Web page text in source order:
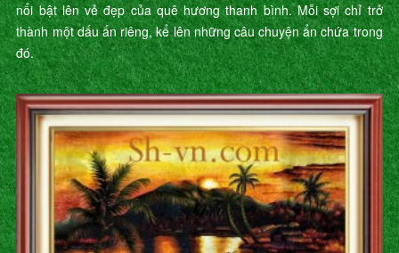
nổi bật lên vẻ đẹp của quê hương thanh bình. Mỗi sợi chỉ trở
thành một dấu ấn riêng, kể lên những câu chuyện ẩn chứa trong
đó.